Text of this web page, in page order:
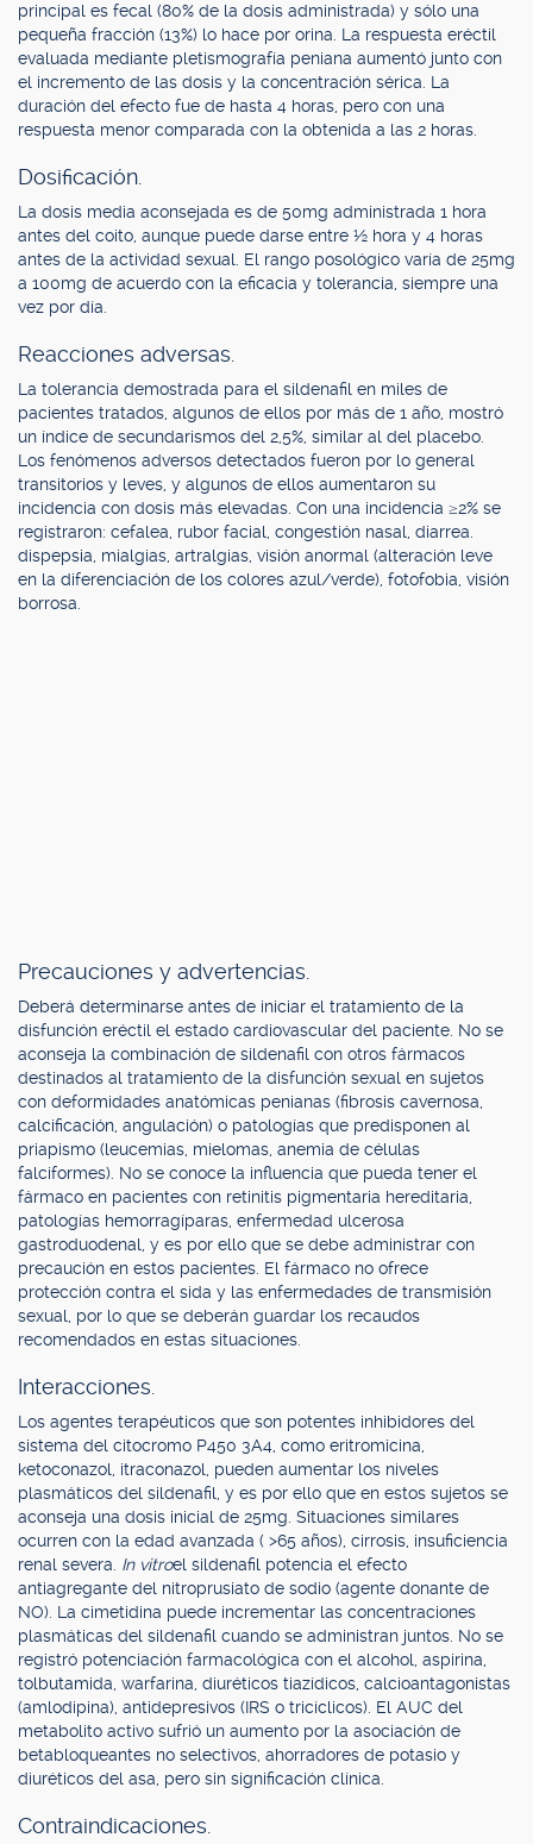
principal es fecal (80% de la dosis administrada) y sólo una
pequeña fracción (13%) lo hace por orina. La respuesta eréctil
evaluada mediante pletismografía peniana aumentó junto con
el incremento de las dosis y la concentración sérica. La
duración del efecto fue de hasta 4 horas, pero con una
respuesta menor comparada con la obtenida a las 2 horas.
Dosificación.
La dosis media aconsejada es de 50mg administrada 1 hora
antes del coito, aunque puede darse entre ½ hora y 4 horas
antes de la actividad sexual. El rango posológico varía de 25mg
a 100mg de acuerdo con la eficacia y tolerancia, siempre una
vez por día.
Reacciones adversas.
La tolerancia demostrada para el sildenafil en miles de
pacientes tratados, algunos de ellos por más de 1 año, mostró
un índice de secundarismos del 2,5%, similar al del placebo.
Los fenómenos adversos detectados fueron por lo general
transitorios y leves, y algunos de ellos aumentaron su
incidencia con dosis más elevadas. Con una incidencia ≥2% se
registraron: cefalea, rubor facial, congestión nasal, diarrea.
dispepsia, mialgias, artralgias, visión anormal (alteración leve
en la diferenciación de los colores azul/verde), fotofobia, visión
borrosa.
Precauciones y advertencias.
Deberá determinarse antes de iniciar el tratamiento de la
disfunción eréctil el estado cardiovascular del paciente. No se
aconseja la combinación de sildenafil con otros fármacos
destinados al tratamiento de la disfunción sexual en sujetos
con deformidades anatómicas penianas (fibrosis cavernosa,
calcificación, angulación) o patologías que predisponen al
priapismo (leucemias, mielomas, anemia de células
falciformes). No se conoce la influencia que pueda tener el
fármaco en pacientes con retinitis pigmentaria hereditaria,
patologías hemorragíparas, enfermedad ulcerosa
gastroduodenal, y es por ello que se debe administrar con
precaución en estos pacientes. El fármaco no ofrece
protección contra el sida y las enfermedades de transmisión
sexual, por lo que se deberán guardar los recaudos
recomendados en estas situaciones.
Interacciones.
Los agentes terapéuticos que son potentes inhibidores del
sistema del citocromo P450 3A4, como eritromicina,
ketoconazol, itraconazol, pueden aumentar los niveles
plasmáticos del sildenafil, y es por ello que en estos sujetos se
aconseja una dosis inicial de 25mg. Situaciones similares
ocurren con la edad avanzada ( >65 años), cirrosis, insuficiencia
renal severa. In vitroel sildenafil potencia el efecto
antiagregante del nitroprusiato de sodio (agente donante de
NO). La cimetidina puede incrementar las concentraciones
plasmáticas del sildenafil cuando se administran juntos. No se
registró potenciación farmacológica con el alcohol, aspirina,
tolbutamida, warfarina, diuréticos tiazídicos, calcioantagonistas
(amlodipina), antidepresivos (IRS o tricíclicos). El AUC del
metabolito activo sufrió un aumento por la asociación de
betabloqueantes no selectivos, ahorradores de potasio y
diuréticos del asa, pero sin significación clínica.
Contraindicaciones.